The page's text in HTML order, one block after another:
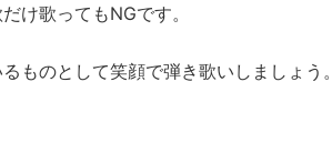
け歌ってもNGです。
ものとして笑顔で弾き歌いしましょう。